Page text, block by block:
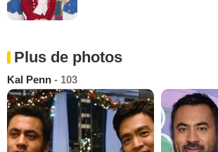
Plus de photos
Kal Penn - 103